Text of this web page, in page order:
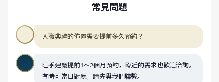
常見問題
入職典禮的佈置需要提前多久預約？
旺季建議提前1～2個月預約，臨近的需求也歡迎洽詢。
有時可當日對應，請先與我們聯繫。